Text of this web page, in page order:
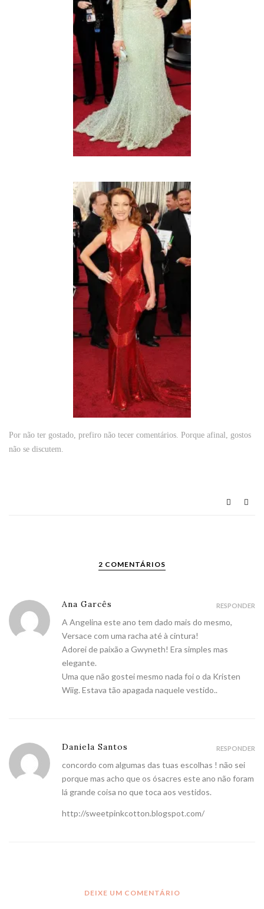
Por não ter gostado, prefiro não tecer comentários. Porque afinal, gostos
não se discutem.
2 COMENTÁRIOS
Ana Garcês
A Angelina este ano tem dado mais do mesmo,
Versace com uma racha até à cintura!
Adorei de paixão a Gwyneth! Era simples mas
elegante.
Uma que não gostei mesmo nada foi o da Kristen
Wiig. Estava tão apagada naquele vestido..
RESPONDER
Daniela Santos
concordo com algumas das tuas escolhas ! não sei
porque mas acho que os ósacres este ano não foram
lá grande coisa no que toca aos vestidos.
http://sweetpinkcotton.blogspot.com/
RESPONDER
DEIXE UM COMENTÁRIO